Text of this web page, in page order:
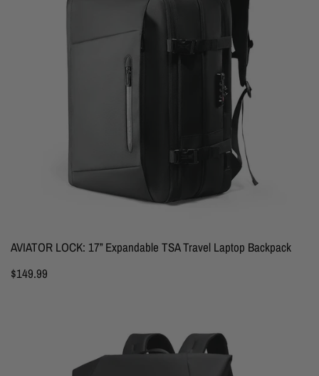
AVIATOR LOCK: 17” Expandable TSA Travel Laptop Backpack
$149.99